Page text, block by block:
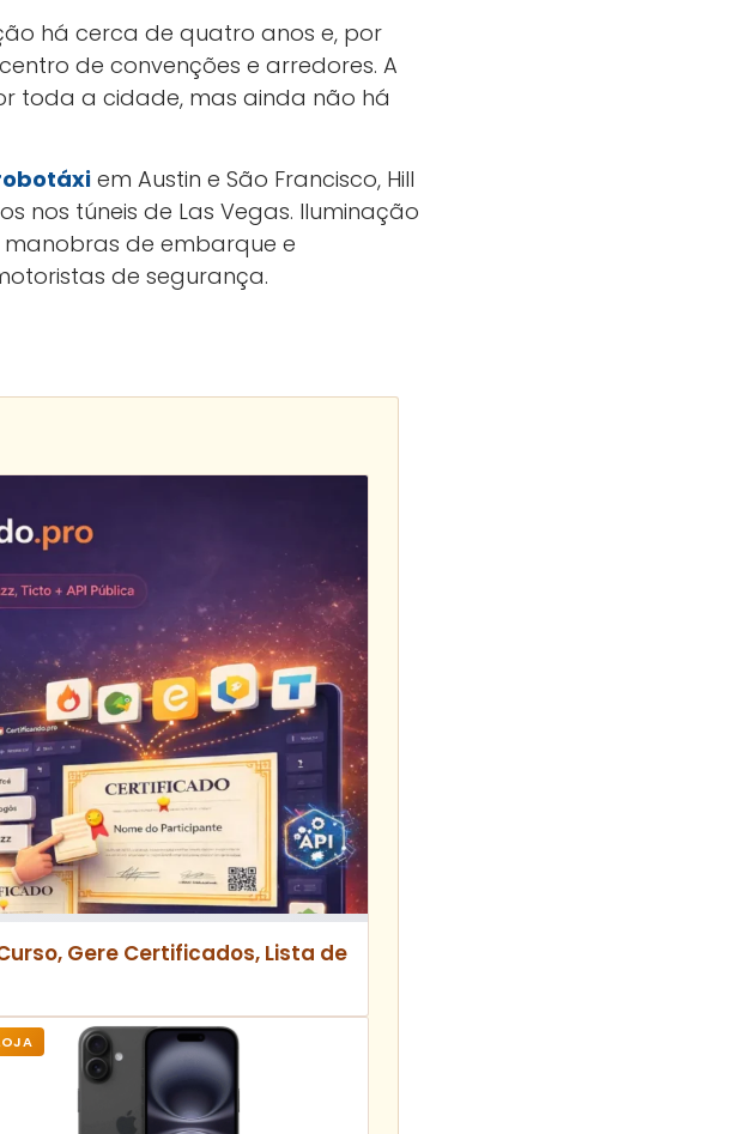
há cerca de quatro anos e, por
de convenções e arredores. A
toda a cidade, mas ainda não há
em Austin e São Francisco, Hill
nos túneis de Las Vegas. Iluminação
de embarque e
de segurança.
Gere Certificados, Lista de